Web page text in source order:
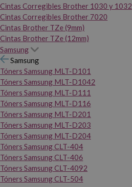
Cintas Corregibles Brother 1030 y 1032
Cintas Corregibles Brother 7020
Cintas Brother TZe (9mm)
Cintas Brother TZe (12mm)
Samsung
Samsung
Tóners Samsung MLT-D101
Tóners Samsung MLT-D1042
Tóners Samsung MLT-D111
Tóners Samsung MLT-D116
Tóners Samsung MLT-D201
Tóners Samsung MLT-D203
Tóners Samsung MLT-D204
Tóners Samsung CLT-404
Tóners Samsung CLT-406
Tóners Samsung CLT-4092
Tóners Samsung CLT-504